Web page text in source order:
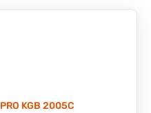
PRO KGB 2005С